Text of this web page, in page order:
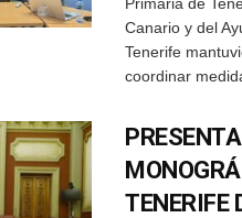
Canario y del
Tenerife
coordinar
TENERIFE